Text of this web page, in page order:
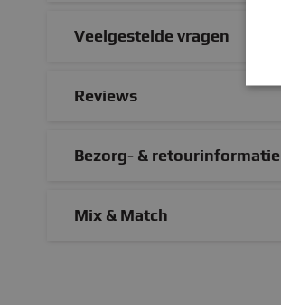
Veelgestelde vragen
Reviews
Bezorg- & retourinformatie
Mix & Match